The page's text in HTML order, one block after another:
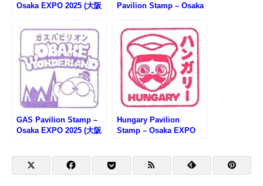
Osaka EXPO 2025 (大阪
ンプ)
Pavilion Stamp – Osaka
韓国館のスタンプ)
GAS Pavilion Stamp –
Osaka EXPO 2025 (大阪
Hungary Pavilion
Stamp – Osaka EXPO